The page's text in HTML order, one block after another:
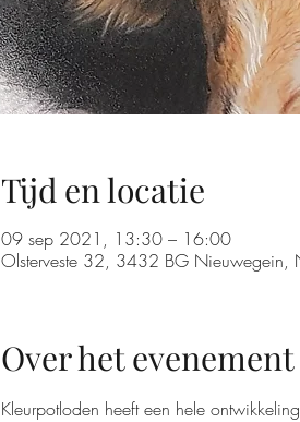
Tijd en locatie
09 sep 2021, 13:30 – 16:00
Olsterveste 32, 3432 BG Nieuwegein,
Over het evenement
Kleurpotloden heeft een hele